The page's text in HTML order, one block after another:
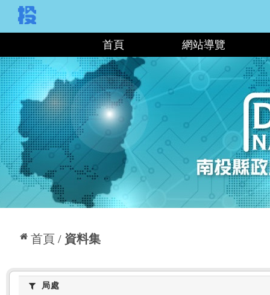
首頁 網站導覽
首頁 資料集
:::
局處局處